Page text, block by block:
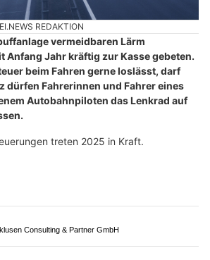
REDAKTION
vermeidbaren Lärm
Anfang Jahr kräftig zur Kasse gebeten.
beim Fahren gerne loslässt, darf
dürfen Fahrerinnen und Fahrer eines
Autobahnpiloten das Lenkrad auf
treten 2025 in Kraft.